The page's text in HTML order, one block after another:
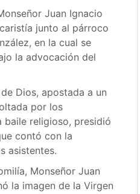
Juan Ignacio
junto al párroco
en la cual se
la advocación del
Dios, apostada a un
por los
baile religioso, presidió
contó con la
asistentes.
Monseñor Juan
la imagen de la Virgen